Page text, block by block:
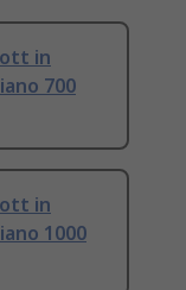
in
700
in
1000